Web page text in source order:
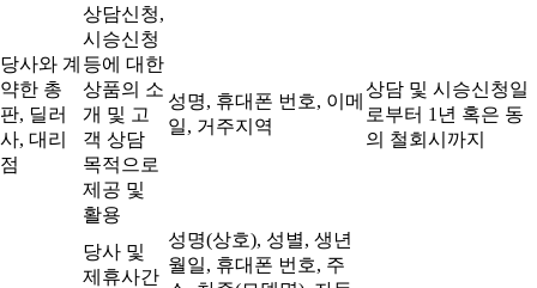
당사와 계
약한 총
판, 딜러
사, 대리
점
상담신청,
시승신청
등에 대한
상품의 소
개 및 고
객 상담
목적으로
제공 및
활용
성명, 휴대폰 번호, 이메
일, 거주지역
상담 및 시승신청일
로부터 1년 혹은 동
의 철회시까지
당사 및
제휴사간
성명(상호), 성별, 생년
월일, 휴대폰 번호, 주